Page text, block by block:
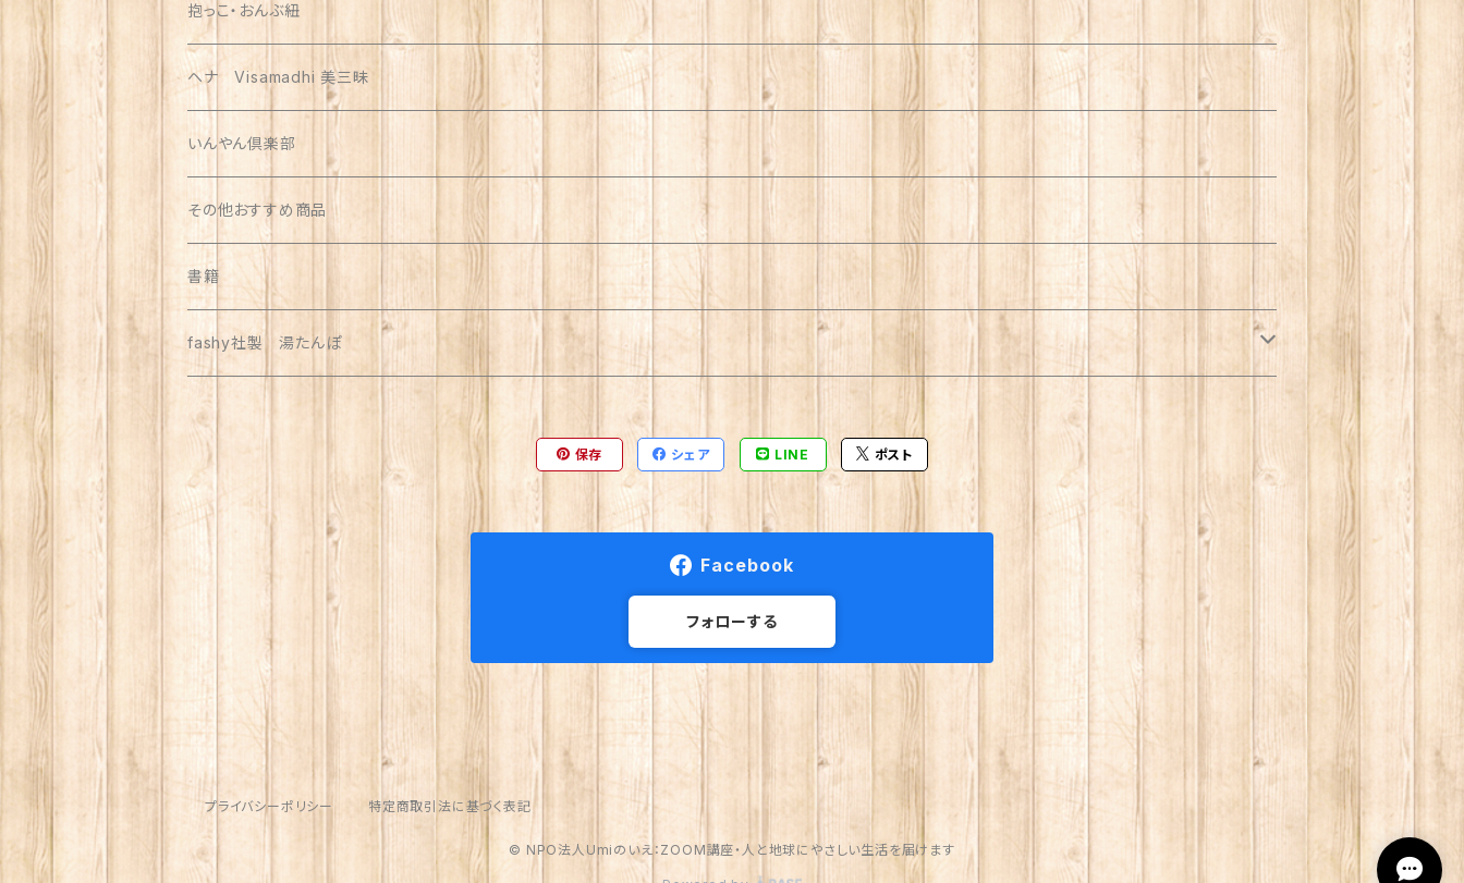
抱っこ・おんぶ紐
ヘナ Visamadhi 美三昧
いんやん倶楽部
その他おすすめ商品
書籍
fashy社製 湯たんぽ
大サイズ 紫
大サイズ 透明
小サイズ フリース付き
ライトブルー
レッド
ベージュ
オレンジ
オレンジ
ローズピンク
ピンク
保存 シェア LINE ポスト
Facebook
フォローする
プライバシーポリシー 特定商取引法に基づく表記
© NPO法人Umiのいえ：ZOOM講座・人と地球にやさしい生活を届けます